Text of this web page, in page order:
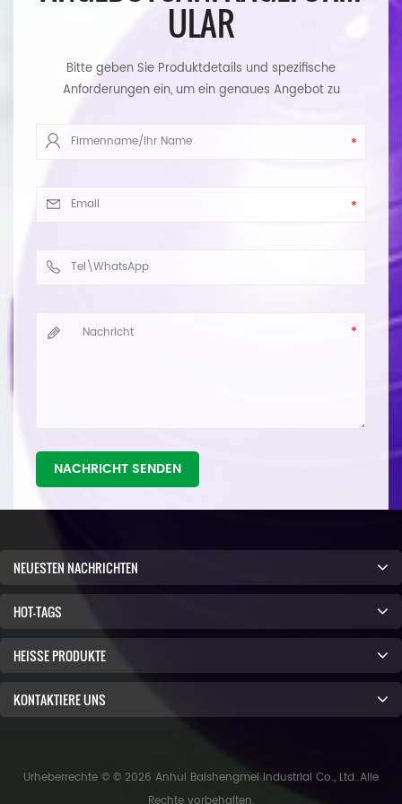
ULAR
Bitte geben Sie Produktdetails und spezifische
Anforderungen ein, um ein genaues Angebot zu
NACHRICHT SENDEN
NEUESTEN NACHRICHTEN
HOT-TAGS
HEISSE PRODUKTE
KONTAKTIERE UNS
Urheberrechte © © 2026 Anhui Baishengmei Industrial Co., Ltd..Alle